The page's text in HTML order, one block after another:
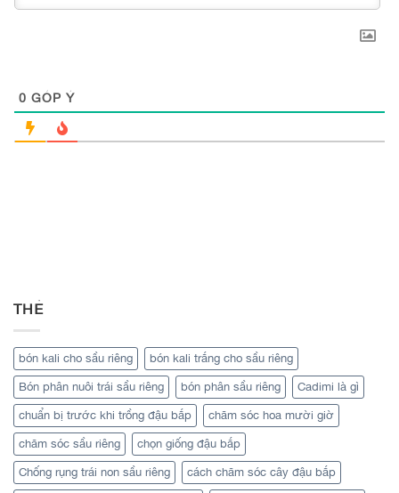
0 GÓP Ý
THẺ
bón kali cho sầu riêng bón kali trắng cho sầu riêng
Bón phân nuôi trái sầu riêng bón phân sầu riêng Cadimi là gì
chuẩn bị trước khi trồng đậu bắp chăm sóc hoa mười giờ
chăm sóc sầu riêng chọn giống đậu bắp
Chống rụng trái non sầu riêng cách chăm sóc cây đậu bắp